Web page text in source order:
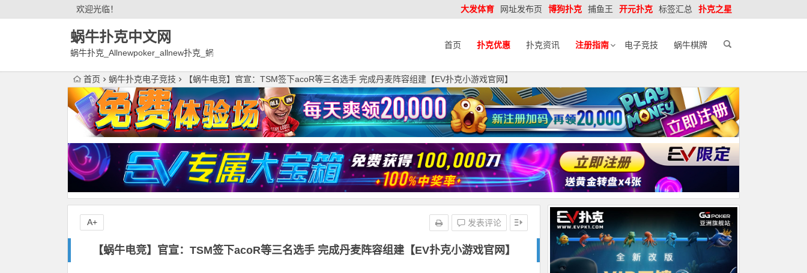
欢迎光临！ 大发体育 网址发布页 博狗扑克 捕鱼王 开元扑克 标签汇总 扑克之星
蜗牛扑克中文网
蜗牛扑克_Allnewpoker_allnew扑克_蜗
首页 扑克优惠 扑克资讯 注册指南 电子竞技 蜗牛棋牌
首页 蜗牛扑克电子竞技 【蜗牛电竞】官宣：TSM签下acoR等三名选手 完成丹麦阵容组建【EV扑克小游戏官网】
【蜗牛电竞】官宣：TSM签下acoR等三名选手 完成丹麦阵容组建【EV扑克小游戏官网】
发表评论
A+